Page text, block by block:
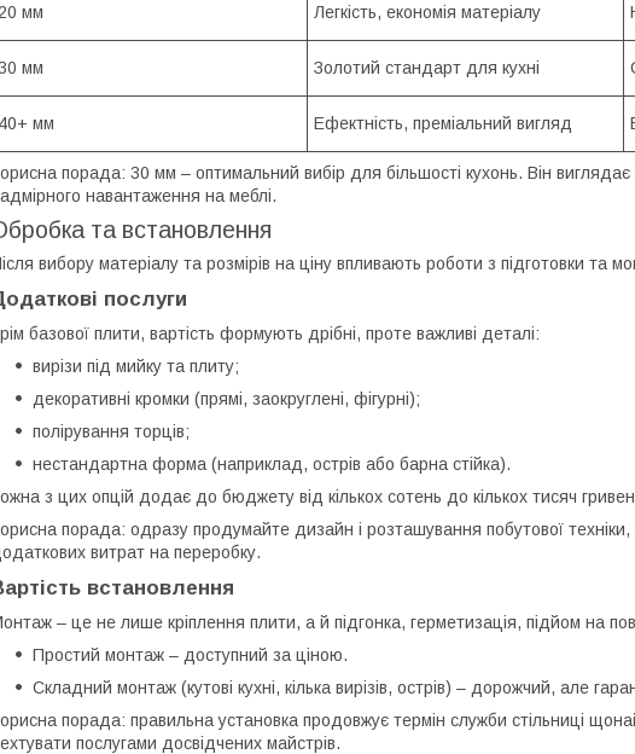
20 мм Легкість, економія матеріалу
мм Золотий стандарт для кухні
40+ мм Ефектність, преміальний вигляд
порада: 30 мм – оптимальний вибір для більшості кухонь. Він
навантаження на меблі.
та встановлення
вибору матеріалу та розмірів на ціну впливають роботи з підготовки та
послуги
базової плити, вартість формують дрібні, проте важливі деталі:
вирізи під мийку та плиту;
декоративні кромки (прямі, заокруглені, фігурні);
полірування торців;
нестандартна форма (наприклад, острів або барна стійка).
з цих опцій додає до бюджету від кількох сотень до кількох тисяч
порада: одразу продумайте дизайн і розташування побутової
витрат на переробку.
встановлення
– це не лише кріплення плити, а й підгонка, герметизація, підйом на
Простий монтаж – доступний за ціною.
Складний монтаж (кутові кухні, кілька вирізів, острів) – дорожчий, але
порада: правильна установка продовжує термін служби стільниці
послугами досвідчених майстрів.